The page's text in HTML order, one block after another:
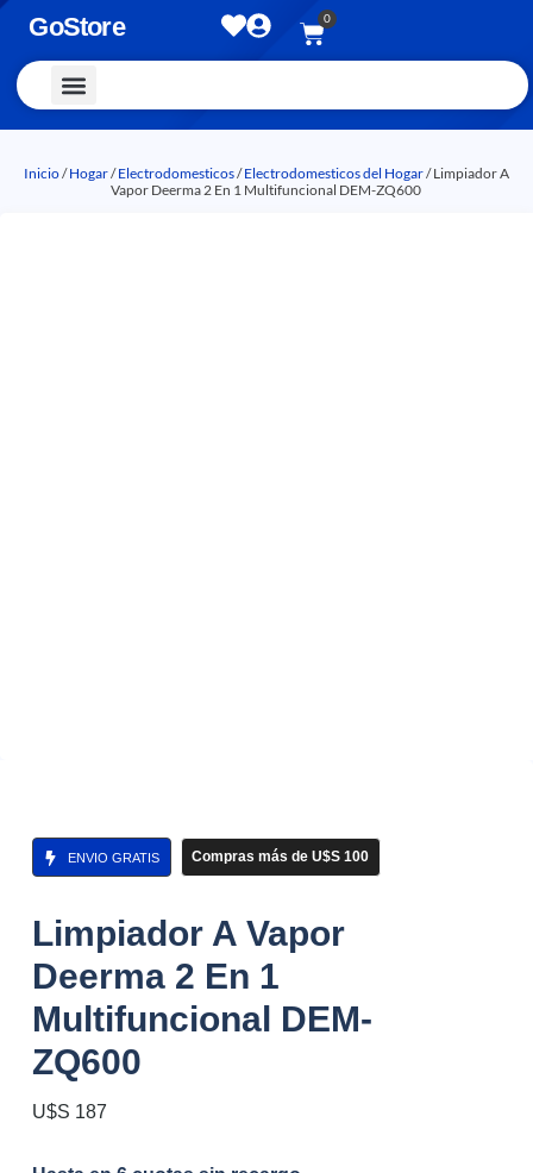
GoStore 0
Inicio/Hogar/Electrodomesticos/Electrodomesticos del Hogar/ Limpiador A
Vapor Deerma 2 En 1 Multifuncional DEM-ZQ600
ENVIO GRATIS Compras más de U$S 100
Limpiador A Vapor
Deerma 2 En 1
Multifuncional DEM-
ZQ600
U$S 187